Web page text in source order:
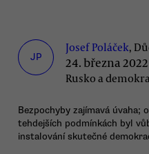
JP
Josef Poláček,
24. března 2022
Rusko a
Bezpochyby zajímavá úvaha;
tehdejších podmínkách byl
instalování skutečné